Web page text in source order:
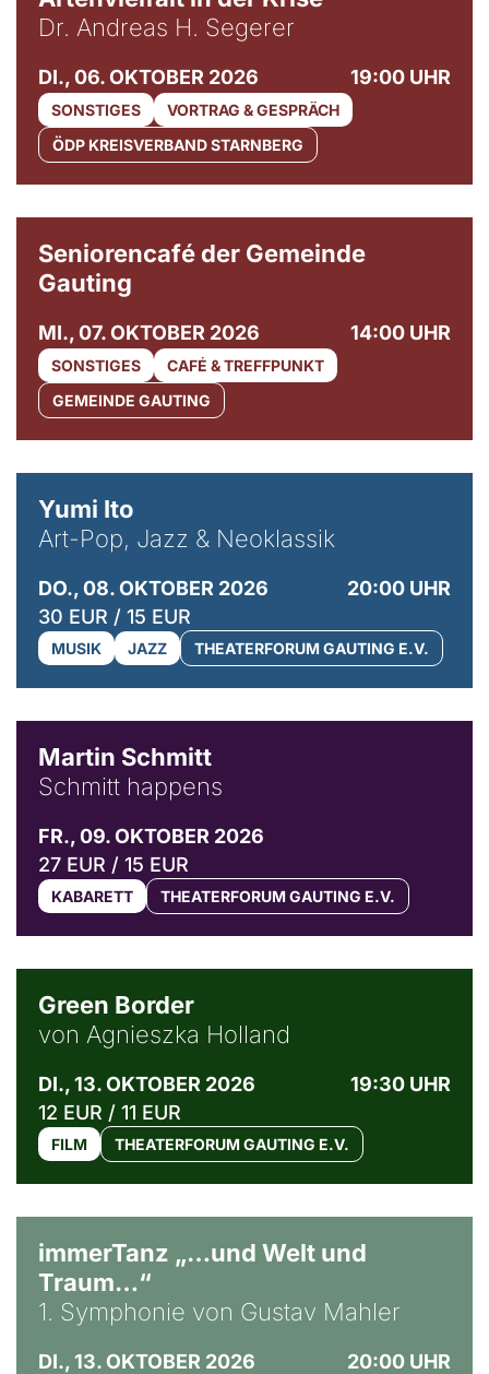
Dr. Andreas H. Segerer
DI., 06. OKTOBER 2026 19:00 UHR
SONSTIGES
VORTRAG & GESPRÄCH
ÖDP KREISVERBAND STARNBERG
Seniorencafé der Gemeinde
Gauting
MI., 07. OKTOBER 2026 14:00 UHR
SONSTIGES
CAFÉ & TREFFPUNKT
GEMEINDE GAUTING
Yumi Ito
Art-Pop, Jazz & Neoklassik
DO., 08. OKTOBER 2026
20:00 UHR
30 EUR / 15 EUR
MUSIK JAZZ THEATERFORUM GAUTING E.V.
Martin Schmitt
Schmitt happens
FR., 09. OKTOBER 2026
27 EUR / 15 EUR
KABARETT THEATERFORUM GAUTING E.V.
Green Border
von Agnieszka Holland
DI., 13. OKTOBER 2026
19:30 UHR
12 EUR / 11 EUR
FILM THEATERFORUM GAUTING E.V.
immerTanz „…und Welt und
Traum…“
1. Symphonie von Gustav Mahler
DI., 13. OKTOBER 2026
20:00 UHR